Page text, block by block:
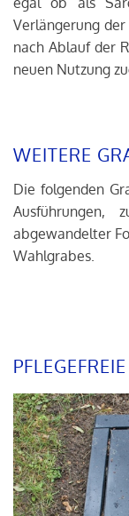
Verlängerung
nach Ablauf der
neuen Nutzung
WEITERE
Die folgenden
abgewandelter
Wahlgrabes.